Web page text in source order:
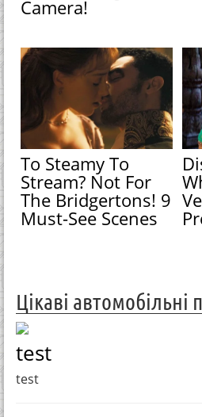
Camera!
To Steamy To
Stream? Not For
The Bridgertons! 9
Must-See Scenes
Цікаві автомобільні
test
test